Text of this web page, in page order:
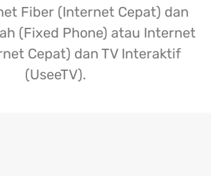
Fiber (Internet Cepat) dan
(Fixed Phone) atau Internet
Cepat) dan TV Interaktif
(UseeTV).